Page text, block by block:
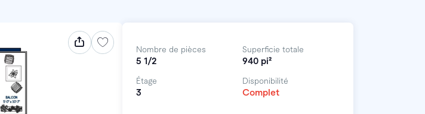
Nombre de pièces
5 1/2
Superficie totale
940 pi²
Étage
3
Disponibilité
Complet